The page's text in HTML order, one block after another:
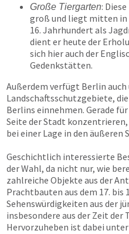
Große Tiergarten:
groß und liegt mitten in
16. Jahrhundert als
dient er heute der
sich hier auch der
Gedenkstätten.
Außerdem verfügt Berlin
Landschaftsschutzgebiete,
Berlins einnehmen. Gerade
Seite der Stadt
bei einer Lage in den
Geschichtlich interessierte
der Wahl, da nicht nur, wie
zahlreiche Objekte aus der
Prachtbauten aus dem 17. bis
Sehenswürdigkeiten aus der
insbesondere aus der Zeit der
Hervorzuheben ist dabei